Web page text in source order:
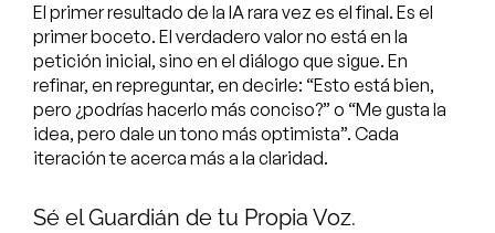
El primer resultado de la IA rara vez es el final. Es el
primer boceto. El verdadero valor no está en la
petición inicial, sino en el diálogo que sigue. En
refinar, en repreguntar, en decirle: “Esto está bien,
pero ¿podrías hacerlo más conciso?” o “Me gusta la
idea, pero dale un tono más optimista”. Cada
iteración te acerca más a la claridad.
Sé el Guardián de tu Propia Voz.